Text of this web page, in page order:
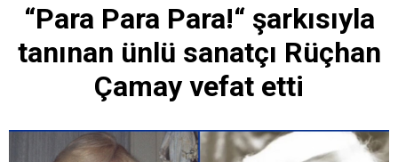
“Para Para Para!“ şarkısıyla
tanınan ünlü sanatçı Rüçhan
Çamay vefat etti